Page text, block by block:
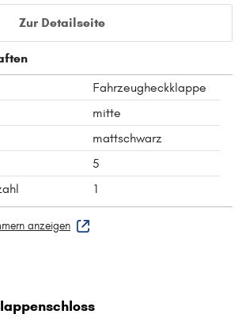
Zur Detailseite
Fahrzeugheckklappe
mitte
mattschwarz
5
1
anzeigen